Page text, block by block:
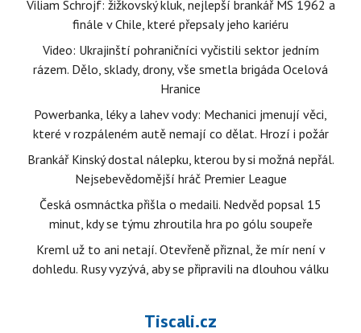
Viliam Schrojf: žižkovský kluk, nejlepší brankář MS 1962 a
finále v Chile, které přepsaly jeho kariéru
Video: Ukrajinští pohraničníci vyčistili sektor jedním
rázem. Dělo, sklady, drony, vše smetla brigáda Ocelová
Hranice
Powerbanka, léky a lahev vody: Mechanici jmenují věci,
které v rozpáleném autě nemají co dělat. Hrozí i požár
Brankář Kinský dostal nálepku, kterou by si možná nepřál.
Nejsebevědomější hráč Premier League
Česká osmnáctka přišla o medaili. Nedvěd popsal 15
minut, kdy se týmu zhroutila hra po gólu soupeře
Kreml už to ani netají. Otevřeně přiznal, že mír není v
dohledu. Rusy vyzývá, aby se připravili na dlouhou válku
Tiscali.cz